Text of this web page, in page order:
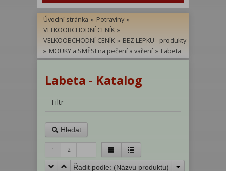
Úvodní stránka » Potraviny »
VELKOOBCHODNÍ CENÍK »
VELKOOBCHODNÍ CENÍK » BEZ LEPKU - produkty
» MOUKY a SMĚSI na pečení a vaření » Labeta
Labeta - Katalog
Filtr
Hledat
1 2
Řadit podle: (Názvu produktu)